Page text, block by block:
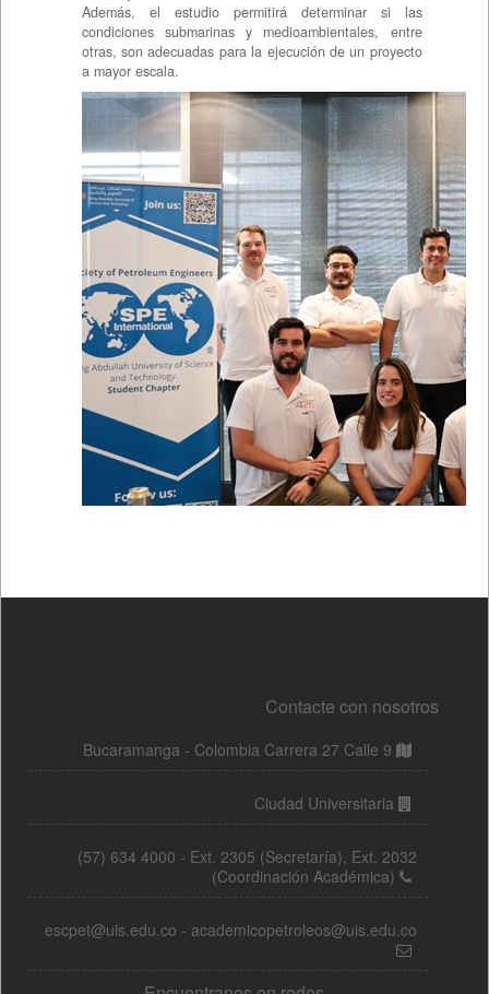
Contacte con nosotros
Bucaramanga - Colombia Carrera 27 Calle 9
Ciudad Universitaria
(57) 634 4000 - Ext. 2305 (Secretaría), Ext. 2032
(Coordinación Académica)
escpet@uis.edu.co - academicopetroleos@uis.edu.co